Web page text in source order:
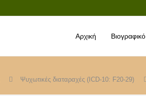
Αρχική Βιογραφικό
Ψυχωτικές διαταραχές (ICD-10: F20-29)